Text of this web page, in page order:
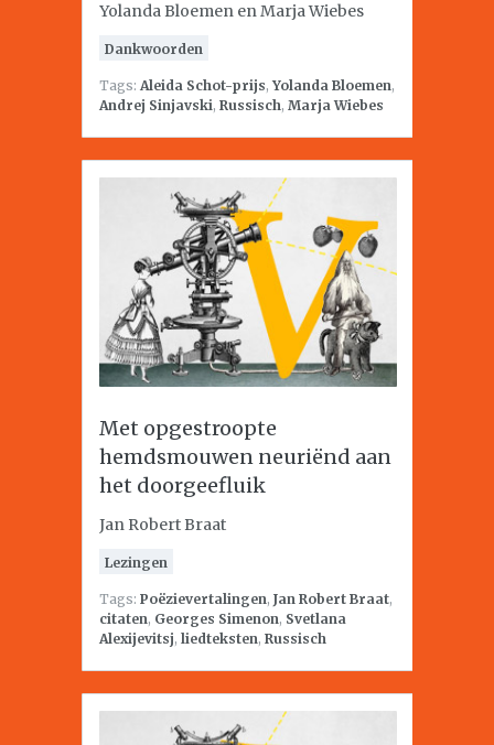
Yolanda Bloemen en Marja Wiebes
Dankwoorden
Tags: Aleida Schot-prijs,Yolanda Bloemen,
Andrej Sinjavski, Russisch, Marja Wiebes
Met opgestroopte
hemdsmouwen neuriënd aan
het doorgeefluik
Jan Robert Braat
Lezingen
Tags: Poëzievertalingen, Jan Robert Braat,
citaten, Georges Simenon, Svetlana
Alexijevitsj, liedteksten, Russisch